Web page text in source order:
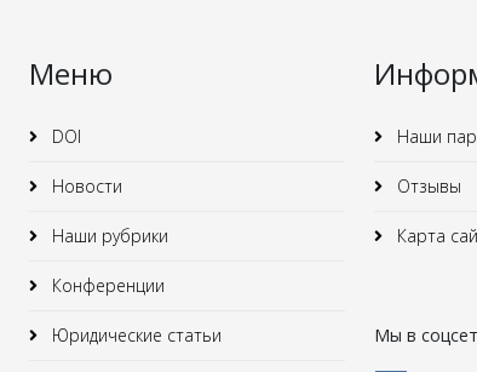
Меню
DOI
Новости
Наши рубрики
Конференции
Юридические статьи
Наши
Отзывы
Карта
Мы в